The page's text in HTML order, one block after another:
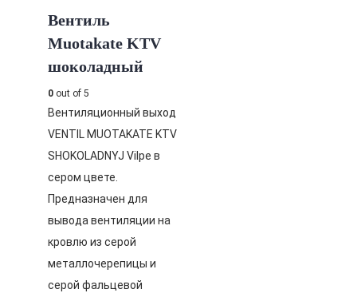
Вентиль
Muotakate KTV
шоколадный
0 out of 5
Вентиляционный выход
VENTIL MUOTAKATE KTV
SHOKOLADNYJ Vilpe в
сером цвете.
Предназначен для
вывода вентиляции на
кровлю из серой
металлочерепицы и
серой фальцевой